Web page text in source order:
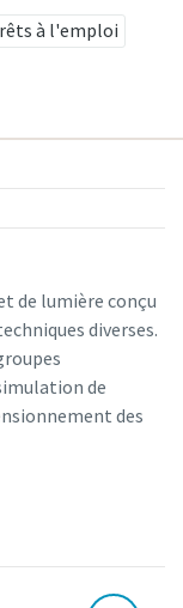
à l'emploi
de lumière conçu
diverses.
de
des